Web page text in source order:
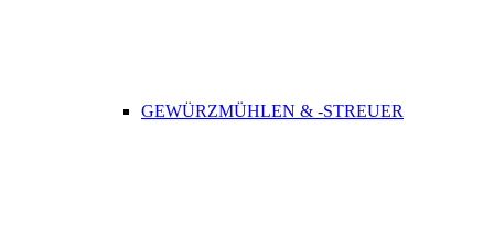
GEWÜRZMÜHLEN & -STREUER